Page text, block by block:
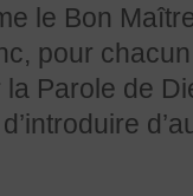
le Bon
pour
Parole de